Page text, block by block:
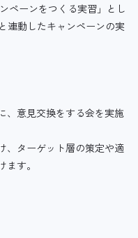
ペーンをつくる実習」とし
連動したキャンペーンの実
、意見交換をする会を実施
、ターゲット層の策定や適
す。